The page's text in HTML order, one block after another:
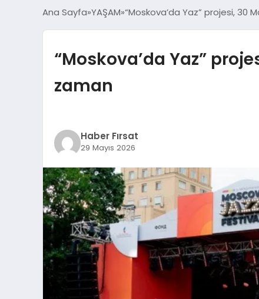
Ana Sayfa YAŞAM “Moskova’da Yaz” projesi, 30
“Moskova’da Yaz”
zaman
Haber Fırsat
29 Mayıs 2026